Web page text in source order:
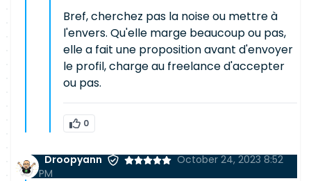
Bref, cherchez pas la noise ou mettre à
l'envers. Qu'elle marge beaucoup ou pas,
elle a fait une proposition avant d'envoyer
le profil, charge au freelance d'accepter
ou pas.
0
Droopyann
October 24, 2023 8:52
PM